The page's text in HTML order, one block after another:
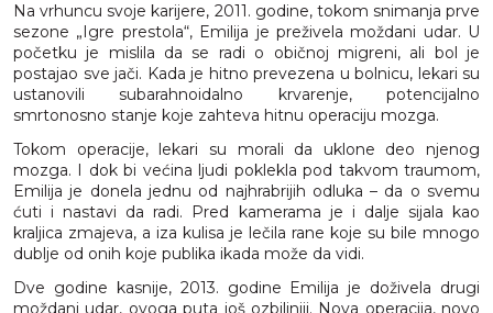
Na vrhuncu svoje karijere, 2011. godine, tokom snimanja prve
sezone „Igre prestola“, Emilija je preživela moždani udar. U
početku je mislila da se radi o običnoj migreni, ali bol je
postajao sve jači. Kada je hitno prevezena u bolnicu, lekari su
ustanovili subarahnoidalno krvarenje, potencijalno
smrtonosno stanje koje zahteva hitnu operaciju mozga.
Tokom operacije, lekari su morali da uklone deo njenog
mozga. I dok bi većina ljudi poklekla pod takvom traumom,
Emilija je donela jednu od najhrabrijih odluka – da o svemu
ćuti i nastavi da radi. Pred kamerama je i dalje sijala kao
kraljica zmajeva, a iza kulisa je lečila rane koje su bile mnogo
dublje od onih koje publika ikada može da vidi.
Dve godine kasnije, 2013. godine Emilija je doživela drugi
moždani udar, ovoga puta još ozbiljniji. Nova operacija, novo